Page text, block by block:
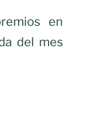
en
del mes